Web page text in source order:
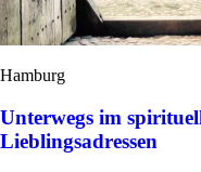
Hamburg
Unterwegs im
Lieblingsadressen